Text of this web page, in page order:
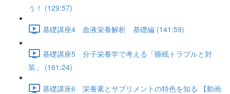
う！ (129:57)
基礎講座4 血液栄養解析 基礎編 (141:59)
基礎講座5 分子栄養学で考える「睡眠トラブルと対
策」 (161:24)
基礎講座6 栄養素とサプリメントの特色を知る 【動画